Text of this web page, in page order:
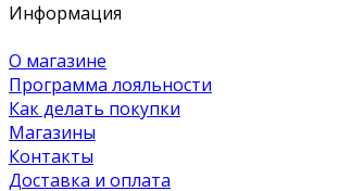
Информация
О магазине
Программа лояльности
Как делать покупки
Магазины
Контакты
Доставка и оплата